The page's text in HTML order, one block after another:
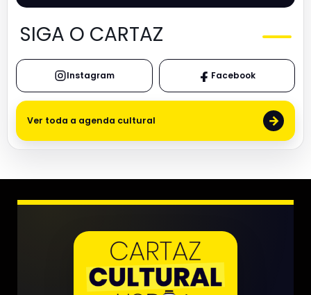
SIGA O CARTAZ
Instagram Facebook
Ver toda a agenda cultural →